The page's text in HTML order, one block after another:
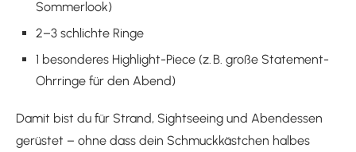
Sommerlook)
2–3 schlichte Ringe
1 besonderes Highlight-Piece (z. B. große Statement-
Ohrringe für den Abend)
Damit bist du für Strand, Sightseeing und Abendessen
gerüstet – ohne dass dein Schmuckkästchen halbes